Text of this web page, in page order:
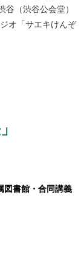
（渋谷公会堂）
オ「サエキけんぞ
」
書館・合同講義